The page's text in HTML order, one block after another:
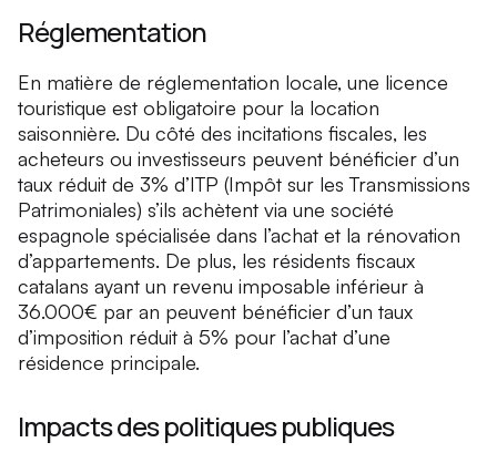
Réglementation
En matière de réglementation locale, une licence
touristique est obligatoire pour la location
saisonnière. Du côté des incitations fiscales, les
acheteurs ou investisseurs peuvent bénéficier d’un
taux réduit de 3% d’ITP (Impôt sur les Transmissions
Patrimoniales) s’ils achètent via une société
espagnole spécialisée dans l’achat et la rénovation
d’appartements. De plus, les résidents fiscaux
catalans ayant un revenu imposable inférieur à
36.000€ par an peuvent bénéficier d’un taux
d’imposition réduit à 5% pour l’achat d’une
résidence principale.
Impacts des politiques publiques